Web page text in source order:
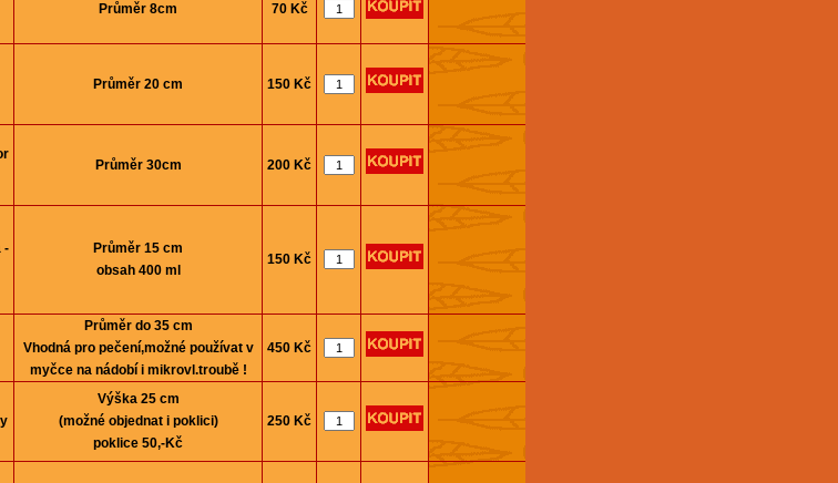
Průměr 8cm 70 Kč
Průměr 20 cm 150 Kč
Průměr 30cm 200 Kč
-
Průměr 15 cm
obsah 400 ml
150 Kč
Průměr do 35 cm
Vhodná pro pečení,možné používat v
myčce na nádobí i mikrovl.troubě !
450 Kč
Výška 25 cm
(možné objednat i poklici)
poklice 50,-Kč
250 Kč